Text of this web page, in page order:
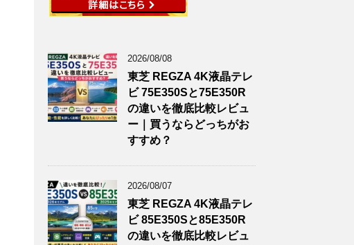
2026/08/08
東芝 REGZA 4K液晶テレ
ビ 75E350Sと75E350R
の違いを徹底比較レビュ
ー｜買うならどっちがお
すすめ？
2026/08/07
東芝 REGZA 4K液晶テレ
ビ 85E350Sと85E350R
の違いを徹底比較レビュ